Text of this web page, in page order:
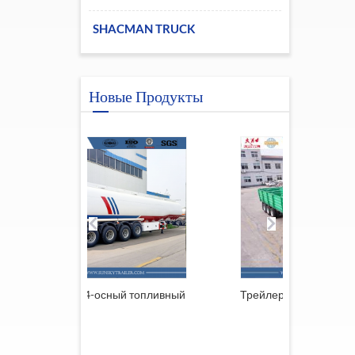
SHACMAN TRUCK
Новые Продукты
топливный Трейлер из Южной Африки